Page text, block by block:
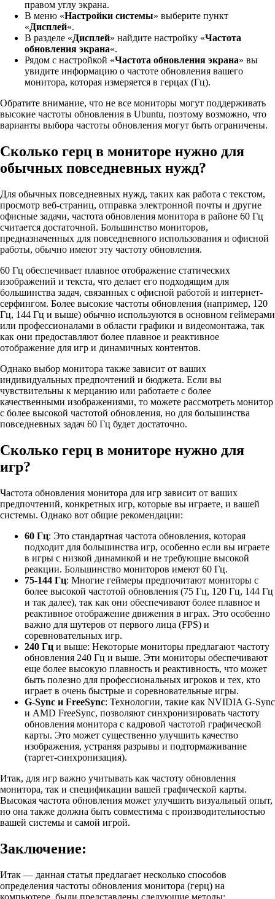
правом углу экрана.
В меню «Настройки системы» выберите пункт
«Дисплей«.
В разделе «Дисплей» найдите настройку «Частота
обновления экрана«.
Рядом с настройкой «Частота обновления экрана» вы
увидите информацию о частоте обновления вашего
монитора, которая измеряется в герцах (Гц).
Обратите внимание, что не все мониторы могут поддерживать
высокие частоты обновления в Ubuntu, поэтому возможно, что
варианты выбора частоты обновления могут быть ограничены.
Сколько герц в мониторе нужно для
обычных повседневных нужд?
Для обычных повседневных нужд, таких как работа с текстом,
просмотр веб-страниц, отправка электронной почты и другие
офисные задачи, частота обновления монитора в районе 60 Гц
считается достаточной. Большинство мониторов,
предназначенных для повседневного использования и офисной
работы, обычно имеют эту частоту обновления.
60 Гц обеспечивает плавное отображение статических
изображений и текста, что делает его подходящим для
большинства задач, связанных с офисной работой и интернет-
серфингом. Более высокие частоты обновления (например, 120
Гц, 144 Гц и выше) обычно используются в основном геймерами
или профессионалами в области графики и видеомонтажа, так
как они предоставляют более плавное и реактивное
отображение для игр и динамичных контентов.
Однако выбор монитора также зависит от ваших
индивидуальных предпочтений и бюджета. Если вы
чувствительны к мерцанию или работаете с более
качественными изображениями, то можете рассмотреть монитор
с более высокой частотой обновления, но для большинства
повседневных задач 60 Гц будет достаточно.
Сколько герц в мониторе нужно для
игр?
Частота обновления монитора для игр зависит от ваших
предпочтений, конкретных игр, которые вы играете, и вашей
системы. Однако вот общие рекомендации:
60 Гц: Это стандартная частота обновления, которая
подходит для большинства игр, особенно если вы играете
в игры с низкой динамикой и не требующие высокой
реакции. Большинство мониторов имеют 60 Гц.
75-144 Гц: Многие геймеры предпочитают мониторы с
более высокой частотой обновления (75 Гц, 120 Гц, 144 Гц
и так далее), так как они обеспечивают более плавное и
реактивное отображение движения в играх. Это особенно
важно для шутеров от первого лица (FPS) и
соревновательных игр.
240 Гц и выше: Некоторые мониторы предлагают частоту
обновления 240 Гц и выше. Эти мониторы обеспечивают
еще более высокую плавность и реактивность, что может
быть полезно для профессиональных игроков и тех, кто
играет в очень быстрые и соревновательные игры.
G-Sync и FreeSync: Технологии, такие как NVIDIA G-Sync
и AMD FreeSync, позволяют синхронизировать частоту
обновления монитора с кадровой частотой графической
карты. Это может существенно улучшить качество
изображения, устраняя разрывы и подтормаживание
(таргет-синхронизация).
Итак, для игр важно учитывать как частоту обновления
монитора, так и спецификации вашей графической карты.
Высокая частота обновления может улучшить визуальный опыт,
но она также должна быть совместима с производительностью
вашей системы и самой игрой.
Заключение:
Итак — данная статья предлагает несколько способов
определения частоты обновления монитора (герц) на
компьютере, были представлены следующие методы: